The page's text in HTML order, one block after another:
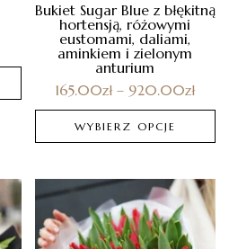
Bukiet Sugar Blue z błękitną
hortensją, różowymi
eustomami, daliami,
aminkiem i zielonym
anturium
165.00zł – 920.00zł
WYBIERZ OPCJE